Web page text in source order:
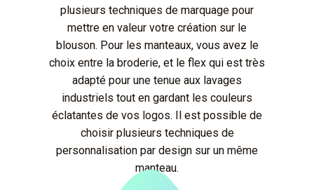
plusieurs techniques de marquage pour
mettre en valeur votre création sur le
blouson. Pour les manteaux, vous avez le
choix entre la broderie, et le flex qui est très
adapté pour une tenue aux lavages
industriels tout en gardant les couleurs
éclatantes de vos logos. Il est possible de
choisir plusieurs techniques de
personnalisation par design sur un même
manteau.